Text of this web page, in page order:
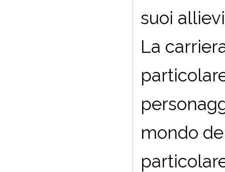
suoi
La
mondo